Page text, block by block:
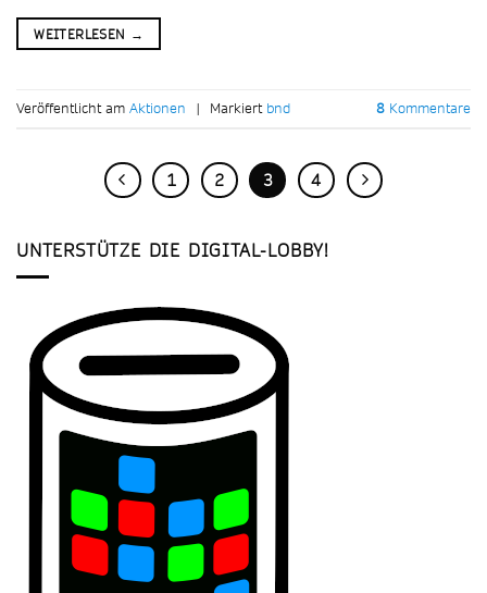
WEITERLESEN →
Veröffentlicht am Aktionen | Markiert bnd 8 Kommentare
1 2 3 4
UNTERSTÜTZE DIE DIGITAL-LOBBY!